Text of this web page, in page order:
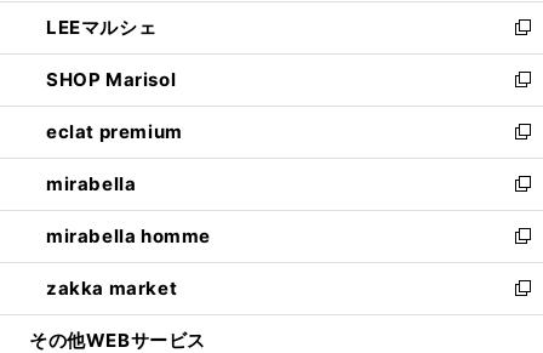
く
で
開
く
ド
ウ
で
開
く
ウ
ィ
ン
ド
ウ
で
開
く
し
い
ウ
ィ
ン
ド
ウ
で
開
く
LEEマルシェ
新
し
い
ウ
ィ
ン
ド
ウ
で
開
く
SHOP Marisol
新
し
い
ウ
ィ
ン
ド
ウ
で
開
eclat premium
新
し
い
ウ
ィ
ン
ド
ウ
mirabella
新
し
い
ウ
ィ
ン
mirabella homme
新
し
い
ウ
zakka market
新
し
その他WEBサービス